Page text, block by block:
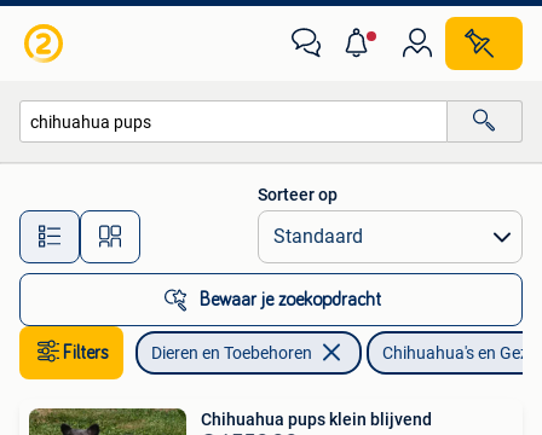
Alle afstanden…
Sorteer op
Bewaar je zoekopdracht
Filters Dieren en Toebehoren Chihuahua's en
Chihuahua pups klein blijvend